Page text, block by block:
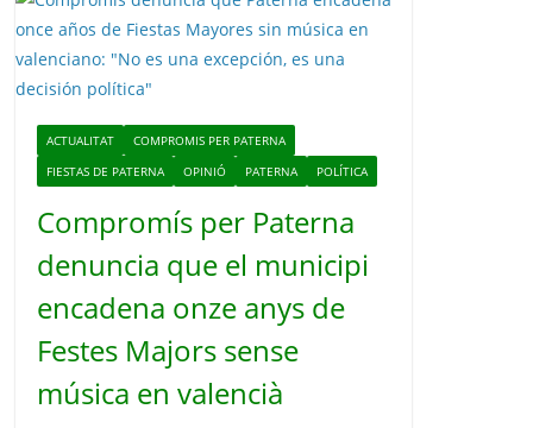
ACTUALITAT
COMPROMIS PER PATERNA
FIESTAS DE PATERNA
OPINIÓ PATERNA POLÍTICA
Compromís per Paterna
denuncia que el municipi
encadena onze anys de
Festes Majors sense
música en valencià